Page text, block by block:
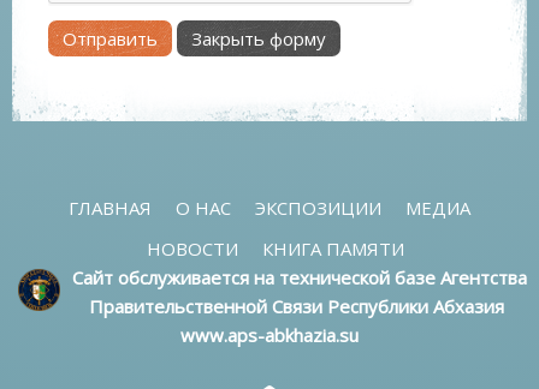
Отправить Закрыть форму
ГЛАВНАЯ О НАС ЭКСПОЗИЦИИ
МЕДИА
НОВОСТИ
КНИГА ПАМЯТИ
Сайт обслуживается на технической базе Агентства
Правительственной Связи Республики Абхазия
www.aps-abkhazia.su